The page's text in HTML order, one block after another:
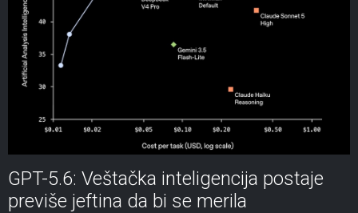
GPT-5.6: Veštačka inteligencija postaje
previše jeftina da bi se merila